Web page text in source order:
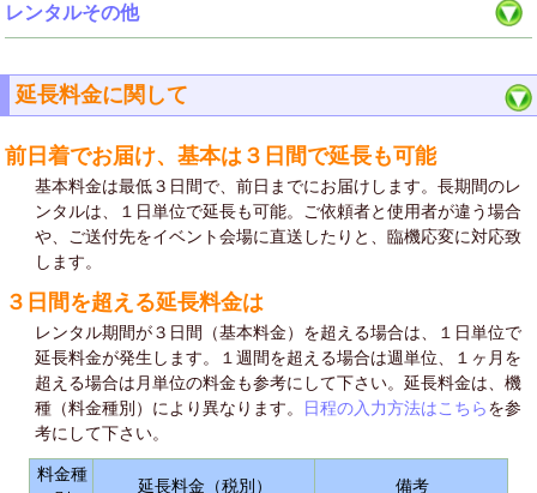
レンタルその他
延長料金に関して
前日着でお届け、基本は３日間で延長も可能
基本料金は最低３日間で、前日までにお届けします。長期間のレ
ンタルは、１日単位で延長も可能。ご依頼者と使用者が違う場合
や、ご送付先をイベント会場に直送したりと、臨機応変に対応致
します。
３日間を超える延長料金は
レンタル期間が３日間（基本料金）を超える場合は、１日単位で
延長料金が発生します。１週間を超える場合は週単位、１ヶ月を
超える場合は月単位の料金も参考にして下さい。延長料金は、機
種（料金種別）により異なります。 日程の入力方法はこちらを参
考にして下さい。
料金種
延長料金（税別） 備考